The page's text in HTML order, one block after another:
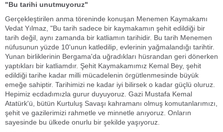
"Bu tarihi unutmuyoruz"
Gerçekleştirilen anma töreninde konuşan Menemen Kaymakamı
Vedat Yılmaz, "Bu tarih sadece bir kaymakamın şehit edildiği bir
tarih değil, aynı zamanda bir katliamın tarihidir. Bu tarih Menemen
nüfusunun yüzde 10'unun katledilip, evlerinin yağmalandığı tarihtir.
Yunan birliklerinin Bergama'da uğradıkları hüsrandan geri dönerken
yaptıkları bir katliamdır. Şehit Kaymakamımız Kemal Bey, şehit
edildiği tarihe kadar milli mücadelenin örgütlenmesinde büyük
emeğe sahiptir. Tarihimizi ne kadar iyi bilirsek o kadar güçlü oluruz.
Hepimiz ecdadımızla gurur duyuyoruz. Gazi Mustafa Kemal
Atatürk'ü, bütün Kurtuluş Savaşı kahramanı olmuş komutanlarımızı,
şehit ve gazilerimizi rahmetle ve minnetle anıyoruz. Onların
sayesinde bu ülkede onurlu bir şekilde yaşıyoruz.